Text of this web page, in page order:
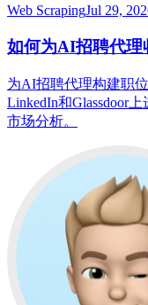
Web ScrapingJul 29,
如何为AI招聘代理
为AI招聘代理构建职
LinkedIn和Glassdoor
市场分析。